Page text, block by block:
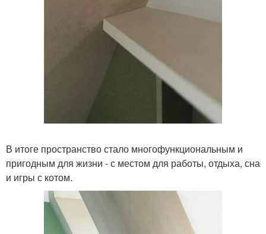
В итоге пространство стало многофункциональным и
пригодным для жизни - с местом для работы, отдыха, сна
и игры с котом.